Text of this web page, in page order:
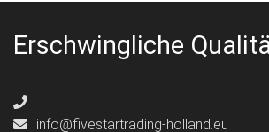
Erschwingliche
info@fivestartrading-holland.eu